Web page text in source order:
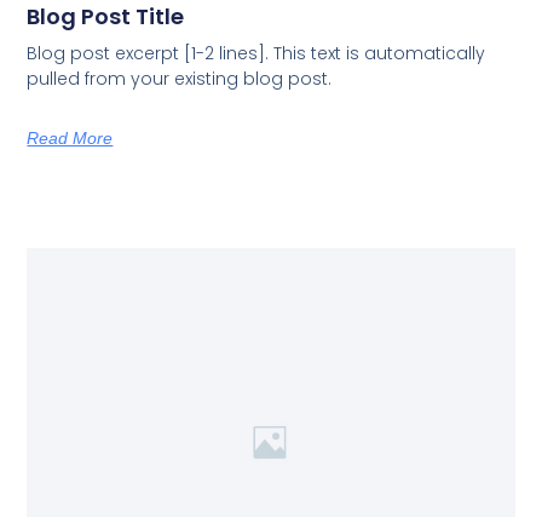
Blog Post Title
Blog post excerpt [1-2 lines]. This text is automatically
pulled from your existing blog post.
Read More